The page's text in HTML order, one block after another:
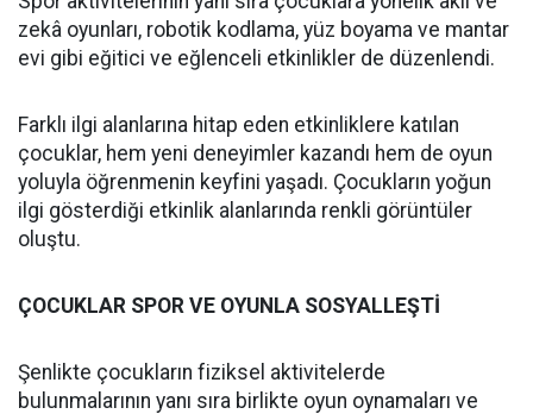
zekâ oyunları, robotik kodlama, yüz boyama ve mantar
evi gibi eğitici ve eğlenceli etkinlikler de düzenlendi.
Farklı ilgi alanlarına hitap eden etkinliklere katılan
çocuklar, hem yeni deneyimler kazandı hem de oyun
yoluyla öğrenmenin keyfini yaşadı. Çocukların yoğun
ilgi gösterdiği etkinlik alanlarında renkli görüntüler
oluştu.
ÇOCUKLAR SPOR VE OYUNLA SOSYALLEŞTİ
Şenlikte çocukların fiziksel aktivitelerde
bulunmalarının yanı sıra birlikte oyun oynamaları ve